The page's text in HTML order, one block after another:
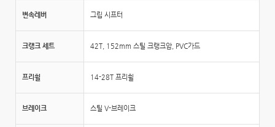
변속레버 그립 시프터
크랭크 세트 42T, 152mm 스틸 크랭크암, PVC가드
프리휠 14-28T 프리휠
브레이크 스틸 V-브레이크